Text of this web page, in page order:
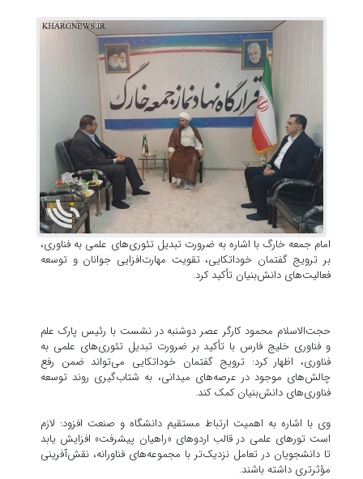
امام جمعه خارگ با اشاره به ضرورت تبدیل تئوری‌های علمی به فناوری،
بر ترویج گفتمان خوداتکایی، تقویت مهارت‌افزایی جوانان و توسعه
فعالیت‌های دانش‌بنیان تأکید کرد.
حجت‌الاسلام محمود کارگر عصر دوشنبه در نشست با رئیس پارک علم
و فناوری خلیج فارس با تأکید بر ضرورت تبدیل تئوری‌های علمی به
فناوری، اظهار کرد: ترویج گفتمان خوداتکایی می‌تواند ضمن رفع
چالش‌های موجود در عرصه‌های میدانی، به شتاب‌گیری روند توسعه
فناوری‌های دانش‌بنیان کمک کند.
وی با اشاره به اهمیت ارتباط مستقیم دانشگاه و صنعت افزود: لازم
است تورهای علمی در قالب اردوهای «راهیان پیشرفت» افزایش یابد
تا دانشجویان در تعامل نزدیک‌تر با مجموعه‌های فناورانه، نقش‌آفرینی
مؤثرتری داشته باشند.